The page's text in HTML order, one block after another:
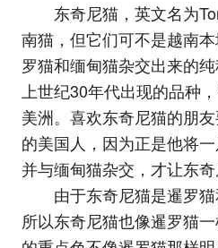
东奇尼猫，英文名为
南猫，但它们可不是越南
罗猫和缅甸猫杂交出来的
上世纪30年代出现的品种
美洲。喜欢东奇尼猫的朋
的美国人，因为正是他将
并与缅甸猫杂交，才让东奇
由于东奇尼猫是暹罗
所以东奇尼猫也像暹罗猫